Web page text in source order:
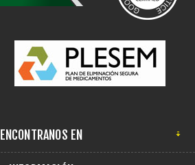
ENCONTRANOS EN